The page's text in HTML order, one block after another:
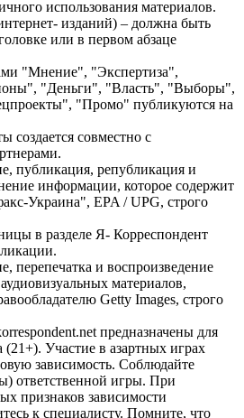
использования материалов.
изданий) – должна быть
или в первом абзаце
"Мнение", "Экспертиза",
"Деньги", "Власть", "Выборы",
"Промо" публикуются на
создается совместно с
публикация, републикация и
информации, которое содержит
Украина", EPA / UPG, строго
в разделе Я- Корреспондент
перепечатка и воспроизведение
материалов,
Getty Images, строго
предназначены для
(21+). Участие в азартных играх
зависимость. Соблюдайте
ответственной игры. При
признаков зависимости
к специалисту. Помните, что